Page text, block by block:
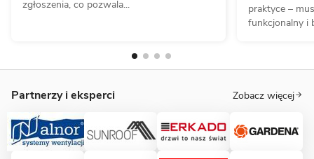
zgłoszenia, co pozwala...
praktyce –
funkcjonalny i
Partnerzy i eksperci Zobacz więcej